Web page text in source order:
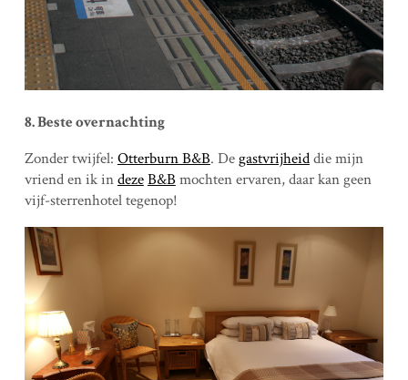
8. Beste overnachting
Zonder twijfel: Otterburn B&B. Degastvrijheiddie mijn
vriend en ik indezeB&Bmochten ervaren, daar kan geen
vijf-sterrenhotel tegenop!